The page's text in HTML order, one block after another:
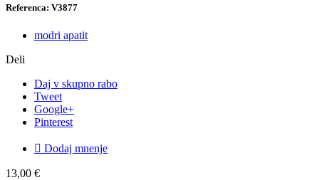
Referenca: V3877
modri apatit
Deli
Daj v skupno rabo
Tweet
Google+
Pinterest
 Dodaj mnenje
13,00 €